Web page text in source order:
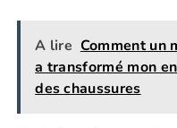
A lire Comment un
a transformé mon
des chaussures